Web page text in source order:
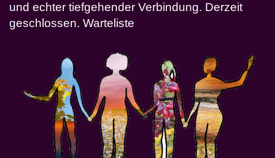
und echter tiefgehender Verbindung. Derzeit
geschlossen. Warteliste